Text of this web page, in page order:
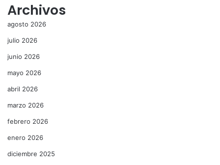
Archivos
agosto 2026
julio 2026
junio 2026
mayo 2026
abril 2026
marzo 2026
febrero 2026
enero 2026
diciembre 2025